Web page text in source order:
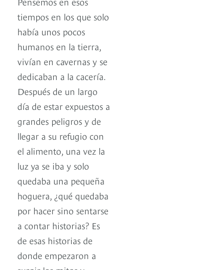
tiempos en los que solo
había unos pocos
humanos en la tierra,
vivían en cavernas y se
dedicaban a la cacería.
Después de un largo
día de estar expuestos a
grandes peligros y de
llegar a su refugio con
el alimento, una vez la
luz ya se iba y solo
quedaba una pequeña
hoguera, ¿qué quedaba
por hacer sino sentarse
a contar historias? Es
de esas historias de
donde empezaron a